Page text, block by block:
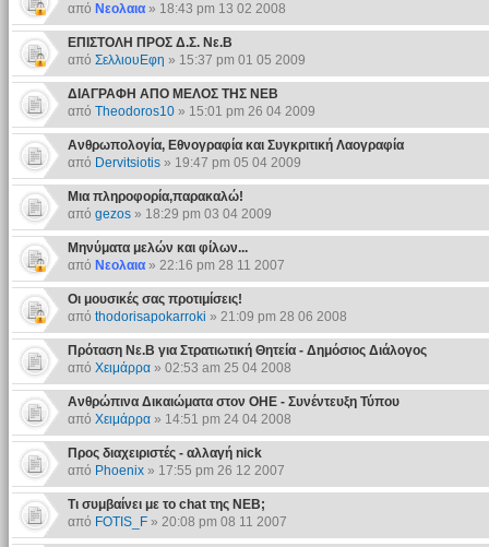
από Νεολαια» 18:43 pm 13 02 2008
ΕΠΙΣΤΟΛΗ ΠΡΟΣ Δ.Σ. Νε.Β
από ΣελλιουΕφη » 15:37 pm 01 05 2009
ΔΙΑΓΡΑΦΗ ΑΠΟ ΜΕΛΟΣ ΤΗΣ ΝΕΒ
από Theodoros10» 15:01 pm 26 04 2009
Ανθρωπολογία, Εθνογραφία και Συγκριτική Λαογραφία
από Dervitsiotis» 19:47 pm 05 04 2009
Μια πληροφορία,παρακαλώ!
από gezos» 18:29 pm 03 04 2009
Μηνύματα μελών και φίλων...
από Νεολαια» 22:16 pm 28 11 2007
Οι μουσικές σας προτιμίσεις!
από thodorisapokarroki » 21:09 pm 28 06 2008
Πρόταση Νε.Β για Στρατιωτική Θητεία - Δημόσιος Διάλογος
από Χειμάρρα» 02:53 am 25 04 2008
Ανθρώπινα Δικαιώματα στον ΟΗΕ - Συνέντευξη Τύπου
από Χειμάρρα» 14:51 pm 24 04 2008
Προς διαχειριστές - αλλαγή nick
από Phoenix» 17:55 pm 26 12 2007
Τι συμβαίνει με το chat της ΝΕΒ;
από FOTIS_F» 20:08 pm 08 11 2007